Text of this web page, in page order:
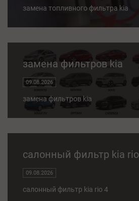
замена топливного фильтра kia
замена фильтров kia
09.08.2026
замена фильтров kia
салонный фильтр kia
09.08.2026
салонный фильтр kia rio 4